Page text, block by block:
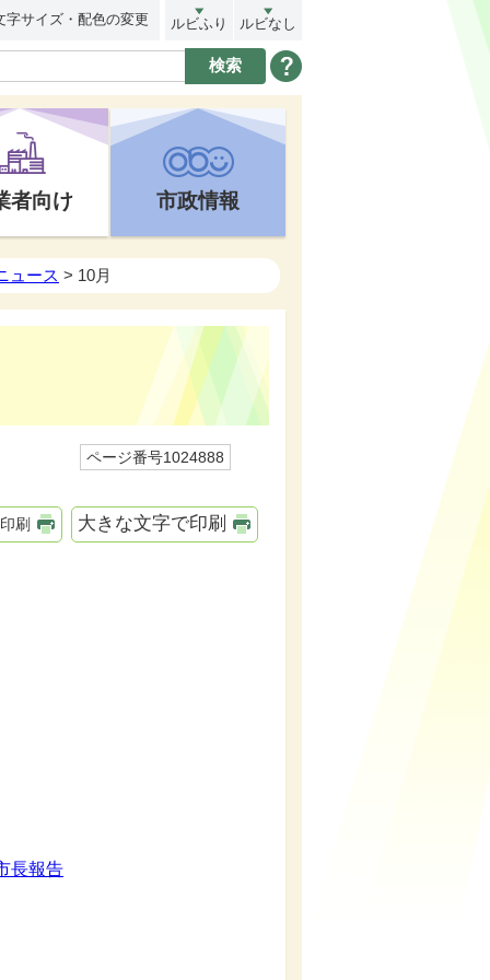
字サイズ・配色の変更 ルビふり ルビなし
者向け 市政情報
ュース > 10月
ページ番号1024888
印刷 大きな文字で印刷
長報告